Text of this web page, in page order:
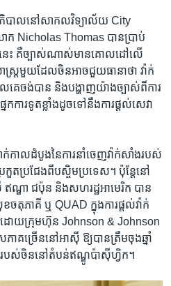
ាភិបាល​នៅ​សាកលវិទ្យាល័យ City
Nicholas Thomas បាន​ប្រាប់
នេះ​ គឺ​ច្បាស់​ណាស់​មាន​គោលដៅ​លើ​
ត្រ​មួយ​ដែល​ចិន​អាច​ជួយ​ធានា​ថា វ៉ាក់
គេ​ចង់​បាន និង​បង្ហាញ​យ៉ាង​ច្បាស់ពី​ការ
ក​ការទូត​ខ្លាំងដូចទៅនឹង​ការ​ផ្តល់​សេវា​
ល​ដំបូង​នៃ​ការ​នាំចេញ​វ៉ាក់សាំង​របស់​
កួតប្រជែង​ពី​បស្ចិម​ប្រទេស។ ប៉ុន្តែ​នៅ​
ឥណ្ឌា ជប៉ុន និង​សហរដ្ឋអាមេរិក​ បាន​
តុភាគី ឬ QUAD ក្នុង​ការ​ផ្តល់​វ៉ាក់
យ​ក្រុមហ៊ុន Johnson & Johnson
ាគច្រើន​នៅ​អាស៊ី​ ឱ្យ​បាន​ត្រឹម​ចុង​ឆ្នាំ
បស់​ចិន​នៅ​តំបន់​ឥណ្ឌូប៉ាស៊ីហ្វិក។